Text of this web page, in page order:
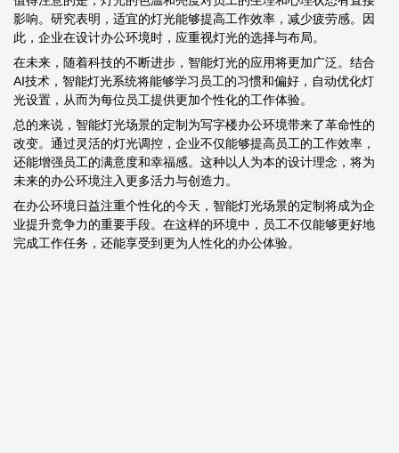
影响。研究表明，适宜的灯光能够提高工作效率，减少疲劳感。因
此，企业在设计办公环境时，应重视灯光的选择与布局。
在未来，随着科技的不断进步，智能灯光的应用将更加广泛。结合
AI技术，智能灯光系统将能够学习员工的习惯和偏好，自动优化灯
光设置，从而为每位员工提供更加个性化的工作体验。
总的来说，智能灯光场景的定制为写字楼办公环境带来了革命性的
改变。通过灵活的灯光调控，企业不仅能够提高员工的工作效率，
还能增强员工的满意度和幸福感。这种以人为本的设计理念，将为
未来的办公环境注入更多活力与创造力。
在办公环境日益注重个性化的今天，智能灯光场景的定制将成为企
业提升竞争力的重要手段。在这样的环境中，员工不仅能够更好地
完成工作任务，还能享受到更为人性化的办公体验。